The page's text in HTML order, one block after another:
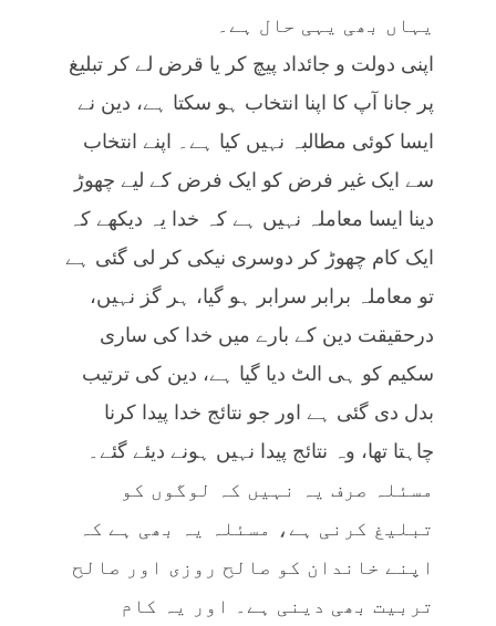
یہاں بھی یہی حال ہے۔
اپنی دولت و جائداد پیچ کر یا قرض لے کر تبلیغ
پر جانا آپ کا اپنا انتخاب ہو سکتا ہے، دین نے
ایسا کوئی مطالبہ نہیں کیا ہے۔ اپنے انتخاب
سے ایک غیر فرض کو ایک فرض کے لیے چھوڑ
دینا ایسا معاملہ نہیں ہے کہ خدا یہ دیکھے کہ
ایک کام چھوڑ کر دوسری نیکی کر لی گئی ہے
تو معاملہ برابر سرابر ہو گیا، ہر گز نہیں،
درحقیقت دین کے بارے میں خدا کی ساری
سکیم کو ہی الٹ دیا گیا ہے، دین کی ترتیب
بدل دی گئی ہے اور جو نتائج خدا پیدا کرنا
چاہتا تھا، وہ نتائج پیدا نہیں ہونے دیئے گئے۔
مسئلہ صرف یہ نہیں کہ لوگوں کو
تبلیغ کرنی ہے، مسئلہ یہ بھی ہے کہ
اپنے خاندان کو صالح روزی اور صالح
تربیت بھی دینی ہے۔ اور یہ کام